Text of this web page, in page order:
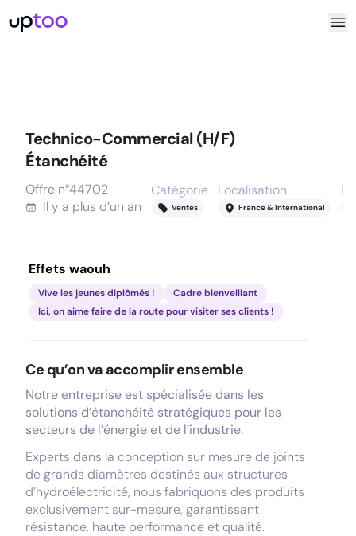
Technico-Commercial (H/F)
Étanchéité
Offre n°44702
Il y a plus d’un an
Catégorie
Ventes
Localisation
France & International
Effets waouh
Vive les jeunes diplômés !
Cadre bienveillant
Ici, on aime faire de la route pour visiter ses clients !
Ce qu’on va accomplir ensemble
Notre entreprise est spécialisée dans les
solutions d’étanchéité stratégiques pour les
secteurs de l’énergie et de l’industrie.
Experts dans la conception sur mesure de joints
de grands diamètres destinés aux structures
d’hydroélectricité, nous fabriquons des produits
exclusivement sur-mesure, garantissant
résistance, haute performance et qualité.